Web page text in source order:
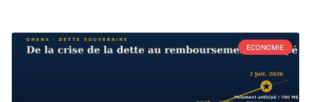
ECONOMIE